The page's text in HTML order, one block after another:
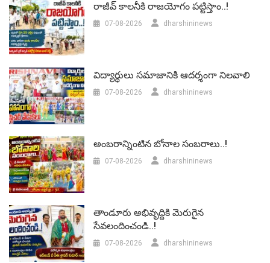
రాజీవ్ కాలనీకి రాజయోగం పట్టిస్తాం..!
07-08-2026 dharshininews
విద్యార్థులు సమాజానికి ఆదర్శంగా నిలవాలి
07-08-2026 dharshininews
అంబరాన్నింటిన బోనాల సంబరాలు..!
07-08-2026 dharshininews
తాండూరు అభివృద్దికి మెరుగైన
సేవలందించండి..!
07-08-2026 dharshininews